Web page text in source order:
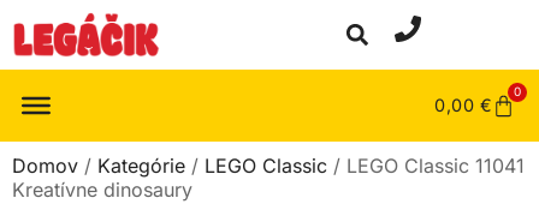
0,00 €
0
Domov / Kategórie / LEGO Classic / LEGO Classic 11041
Kreatívne dinosaury